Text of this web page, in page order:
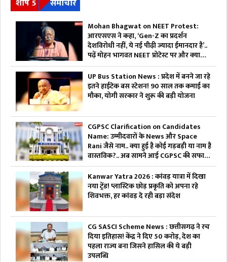
शीर्ष 5 समाचार
Mohan Bhagwat on NEET Protest:
आरएसएस ने कहा, ‘Gen-Z का प्रदर्शन
देशविरोधी नहीं, ये नई पीढ़ी ज्यादा ईमानदार है’..
पढ़ें मोहन भागवत NEET प्रोटेस्ट पर और क्या
कहा
UP Bus Station News : प्रदेश में बनने जा रहे
इतने हाईटेक बस स्टेशन! 90 साल तक कमाई का
मौका, योगी सरकार ने शुरू की बड़ी योजना
CGPSC Clarification on Candidates
Name: उम्मीदवारों के News और Space
Rani जैसे नाम.. क्या हुई है कोई गड़बड़ी या नाम है
वास्तविक?.. अब सामने आई CGPSC की सफाई,
पढ़ें
Kanwar Yatra 2026 : कांवड़ यात्रा में दिखा
नया ट्रेंड! प्लास्टिक छोड़ प्रकृति को अपना रहे
शिवभक्त, हर कांवड़ दे रही बड़ा संदेश
CG SASCI Scheme News : छत्तीसगढ़ ने रच
दिया इतिहास! केंद्र ने दिए 50 करोड़, देश का
पहला राज्य बना जिसने हासिल की ये बड़ी
उपलब्धि